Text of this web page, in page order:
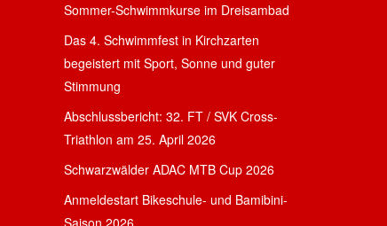
Sommer-Schwimmkurse im Dreisambad
Das 4. Schwimmfest in Kirchzarten
begeistert mit Sport, Sonne und guter
Stimmung
Abschlussbericht: 32. FT / SVK Cross-
Triathlon am 25. April 2026
Schwarzwälder ADAC MTB Cup 2026
Anmeldestart Bikeschule- und Bamibini-